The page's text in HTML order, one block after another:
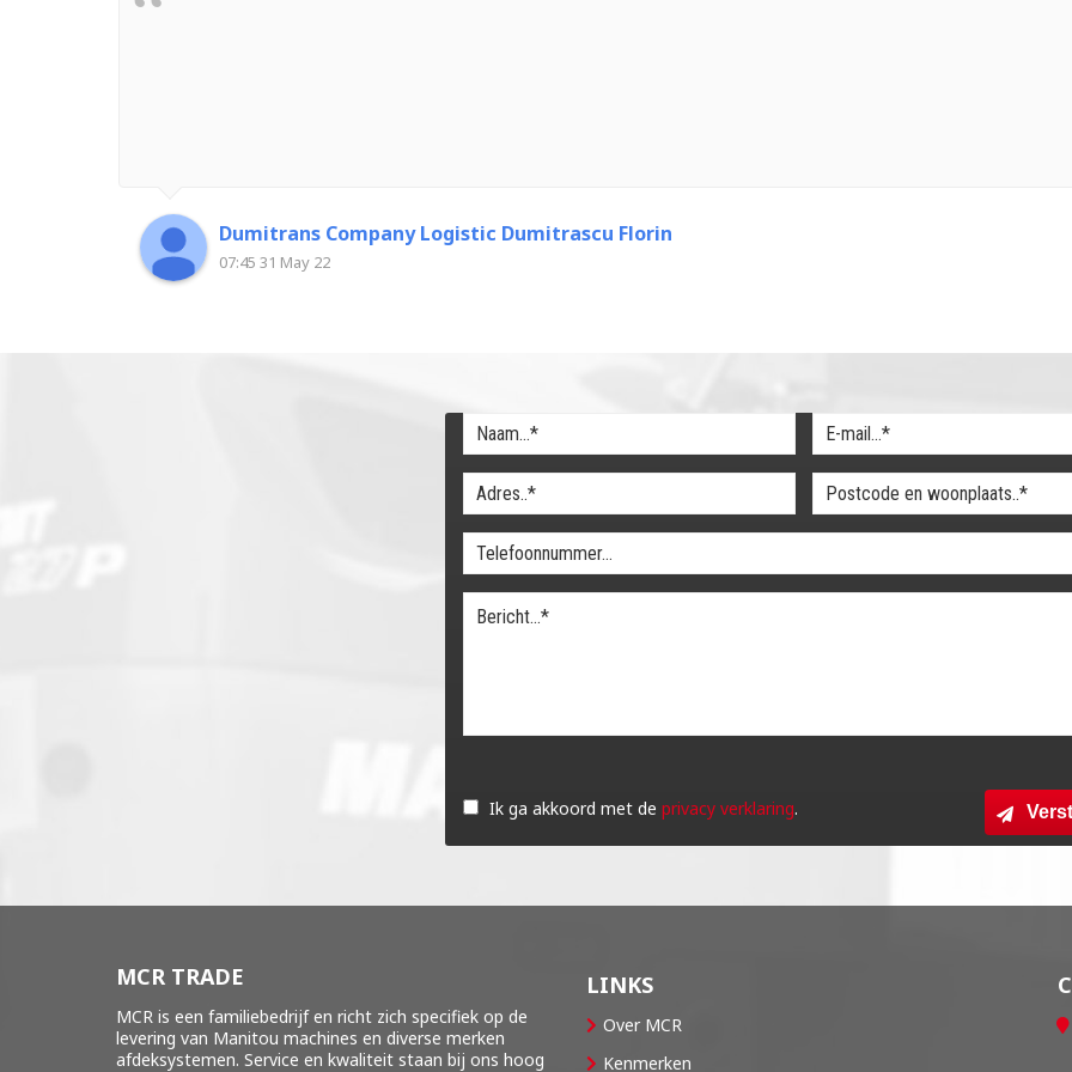
Dumitrans Company Logistic Dumitrascu Florin
07:45 31 May 22
dit
veld
Ik ga akkoord met de privacy verklaring.
MCR TRADE
MCR is een familiebedrijf en richt zich specifiek op de
levering van Manitou machines en diverse merken
afdeksystemen. Service en kwaliteit staan bij ons hoog
LINKS
Over MCR
Kenmerken